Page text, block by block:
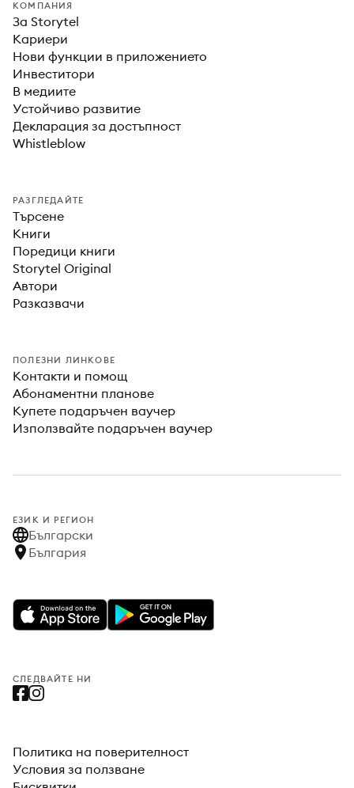
КОМПАНИЯ
За Storytel
Кариери
Нови функции в приложението
Инвеститори
В медиите
Устойчиво развитие
Декларация за достъпност
Whistleblow
РАЗГЛЕДАЙТЕ
Търсене
Книги
Поредици книги
Storytel Original
Автори
Разказвачи
ПОЛЕЗНИ ЛИНКОВЕ
Контакти и помощ
Абонаментни планове
Купете подаръчен ваучер
Използвайте подаръчен ваучер
ЕЗИК И РЕГИОН
Български
България
СЛЕДВАЙТЕ НИ
Политика на поверителност
Условия за ползване